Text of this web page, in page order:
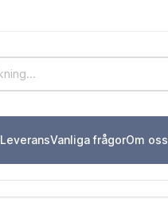
LeveransVanliga frågorOm oss